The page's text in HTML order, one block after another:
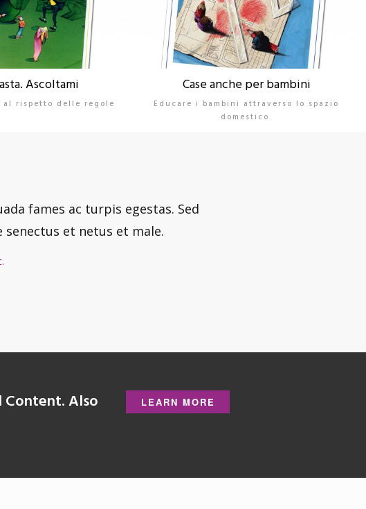
Ascoltami
al rispetto delle regole
Case anche per bambini
Educare i bambini attraverso lo spazio
domestico.
fames ac turpis egestas. Sed
et netus et male.
LEARN MORE
Content. Also